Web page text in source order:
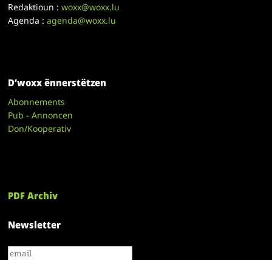
Redaktioun :woxx@woxx.lu
Agenda :agenda@woxx.lu
D’woxx ënnerstëtzen
Abonnements
Pub - Annoncen
Don/Kooperativ
PDF Archiv
Newsletter